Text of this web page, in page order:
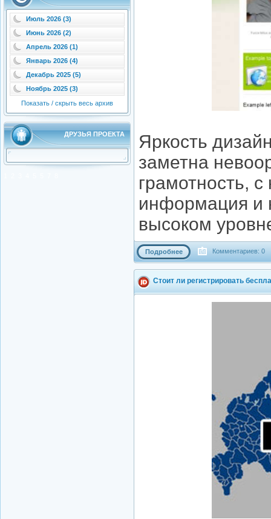
Июль 2026 (3)
Июнь 2026 (2)
Апрель 2026 (1)
Январь 2026 (4)
Декабрь 2025 (5)
Ноябрь 2025 (3)
Показать / скрыть весь архив
ДРУЗЬЯ ПРОЕКТА
Яркость
заметна
грамотность,
информация и
высоком
Подробнее Комментариев: 0
Стоит ли регистрировать